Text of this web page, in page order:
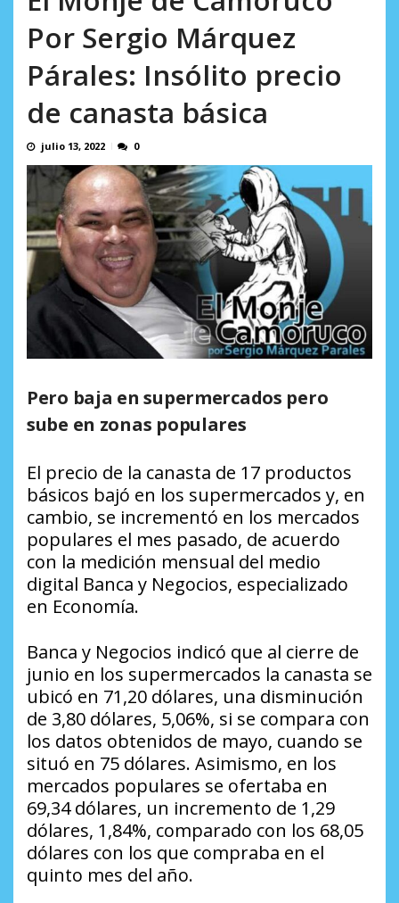
Por Sergio Márquez
Párales: Insólito precio
de canasta básica
julio 13, 2022 0
Pero baja en supermercados pero
sube en zonas populares
El precio de la canasta de 17 productos
básicos bajó en los supermercados y, en
cambio, se incrementó en los mercados
populares el mes pasado, de acuerdo
con la medición mensual del medio
digital Banca y Negocios, especializado
en Economía.
Banca y Negocios indicó que al cierre de
junio en los supermercados la canasta se
ubicó en 71,20 dólares, una disminución
de 3,80 dólares, 5,06%, si se compara con
los datos obtenidos de mayo, cuando se
situó en 75 dólares. Asimismo, en los
mercados populares se ofertaba en
69,34 dólares, un incremento de 1,29
dólares, 1,84%, comparado con los 68,05
dólares con los que compraba en el
quinto mes del año.